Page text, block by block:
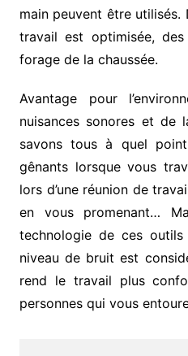
main peuvent être
travail est optimisée,
forage de la chaussée.
Avantage pour
nuisances sonores et de
savons tous à quel
gênants lorsque vous
lors d’une réunion de
en vous promenant…
technologie de ces
niveau de bruit est
rend le travail plus
personnes qui vous